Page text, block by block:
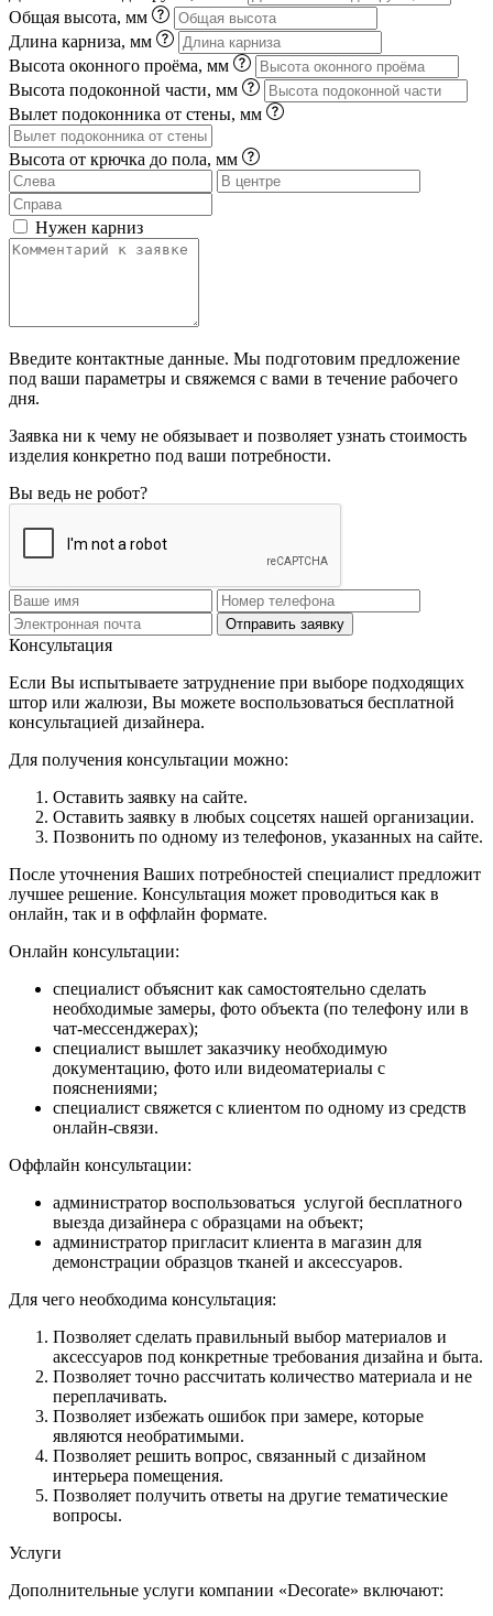
Общая высота, мм
Длина карниза, мм
Высота оконного проёма, мм
Высота подоконной части, мм
Вылет подоконника от стены, мм
Высота от крючка до пола, мм
Нужен карниз
Введите контактные данные. Мы подготовим предложение
под ваши параметры и свяжемся с вами в течение рабочего
дня.
Заявка ни к чему не обязывает и позволяет узнать стоимость
изделия конкретно под ваши потребности.
Вы ведь не робот?
Отправить заявку
Консультация
Если Вы испытываете затруднение при выборе подходящих
штор или жалюзи, Вы можете воспользоваться бесплатной
консультацией дизайнера.
Для получения консультации можно:
Оставить заявку на сайте.
Оставить заявку в любых соцсетях нашей организации.
Позвонить по одному из телефонов, указанных на сайте.
После уточнения Ваших потребностей специалист предложит
лучшее решение. Консультация может проводиться как в
онлайн, так и в оффлайн формате.
Онлайн консультации:
специалист объяснит как самостоятельно сделать
необходимые замеры, фото объекта (по телефону или в
чат-мессенджерах);
специалист вышлет заказчику необходимую
документацию, фото или видеоматериалы с
пояснениями;
специалист свяжется с клиентом по одному из средств
онлайн-связи.
Оффлайн консультации:
администратор воспользоваться услугой бесплатного
выезда дизайнера с образцами на объект;
администратор пригласит клиента в магазин для
демонстрации образцов тканей и аксессуаров.
Для чего необходима консультация:
Позволяет сделать правильный выбор материалов и
аксессуаров под конкретные требования дизайна и быта.
Позволяет точно рассчитать количество материала и не
переплачивать.
Позволяет избежать ошибок при замере, которые
являются необратимыми.
Позволяет решить вопрос, связанный с дизайном
интерьера помещения.
Позволяет получить ответы на другие тематические
вопросы.
Услуги
Дополнительные услуги компании «Decorate» включают: